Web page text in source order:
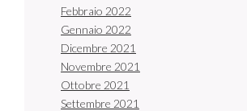
Febbraio 2022
Gennaio 2022
Dicembre 2021
Novembre 2021
Ottobre 2021
Settembre 2021